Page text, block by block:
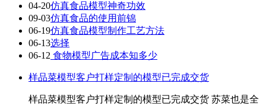
04-20仿真食品模型神奇功效
09-03仿真食品的使用前锦
06-19仿真食品模型制作工艺方法
06-13选择
06-12 食物模型广告成本知多少
样品菜模型客户打样定制的模型已完成交货
样品菜模型客户打样定制的模型已完成交货 苏菜也是全